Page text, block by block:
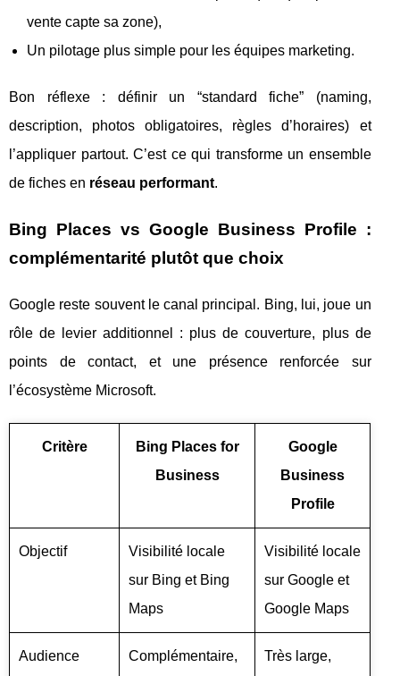
vente capte sa zone),
Un pilotage plus simple pour les équipes marketing.
Bon réflexe : définir un “standard fiche” (naming,
description, photos obligatoires, règles d’horaires) et
l’appliquer partout. C’est ce qui transforme un ensemble
de fiches en réseau performant.
Bing Places vs Google Business Profile :
complémentarité plutôt que choix
Google reste souvent le canal principal. Bing, lui, joue un
rôle de levier additionnel : plus de couverture, plus de
points de contact, et une présence renforcée sur
l’écosystème Microsoft.
Critère
Bing Places for
Business
Google
Business
Profile
Objectif
Visibilité locale
sur Bing et Bing
Maps
Visibilité locale
sur Google et
Google Maps
Audience
Complémentaire,
Très large,